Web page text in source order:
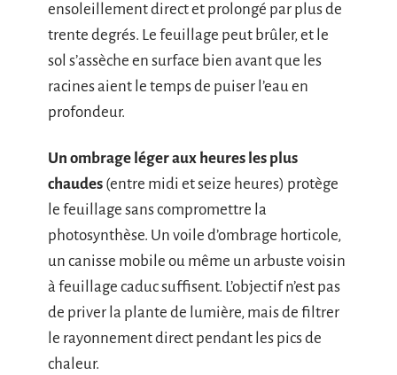
ensoleillement direct et prolongé par plus de
trente degrés. Le feuillage peut brûler, et le
sol s’assèche en surface bien avant que les
racines aient le temps de puiser l’eau en
profondeur.
Un ombrage léger aux heures les plus
chaudes (entre midi et seize heures) protège
le feuillage sans compromettre la
photosynthèse. Un voile d’ombrage horticole,
un canisse mobile ou même un arbuste voisin
à feuillage caduc suffisent. L’objectif n’est pas
de priver la plante de lumière, mais de filtrer
le rayonnement direct pendant les pics de
chaleur.